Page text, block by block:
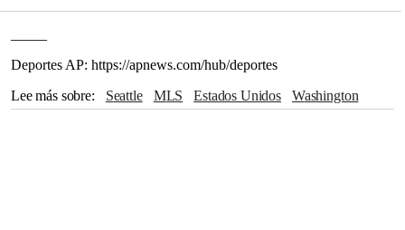
Deportes AP: https://apnews.com/hub/deportes
Lee más sobre
Seattle MLS Estados Unidos
Washington